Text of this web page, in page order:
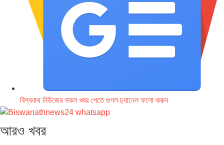
বিশ্বনাথ নিউজের সকল খবর পেতে গুগল চ‌্যানেল ফলো করুন
আরও খবর